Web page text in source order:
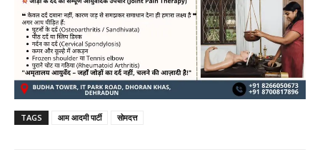
TAGS आम आदमी पार्टी सोमदत्त